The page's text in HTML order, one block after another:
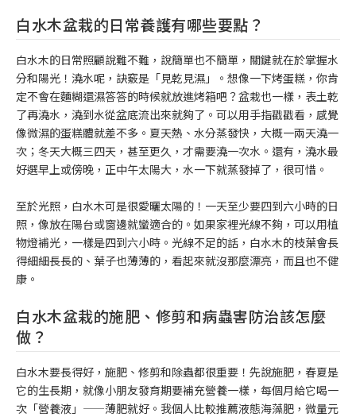
白水木盆栽的日常養護有哪些要點？
白水木的日常照顧說難不難，說簡單也不簡單，關鍵就在於掌握水
分和陽光！澆水呢，訣竅是「見乾見濕」。想像一下烤蛋糕，你肯
定不會在麵糊還濕答答的時候就放進烤箱吧？盆栽也一樣，表土乾
了再澆水，澆到水從盆底流出來就夠了。可以用手指戳戳看，感覺
像微濕的蛋糕體就差不多。夏天熱、水分蒸發快，大概一兩天澆一
次；冬天大概三四天，甚至更久，才需要澆一次水。還有，澆水最
好選早上或傍晚，正中午太陽大，水一下就蒸發掉了，很可惜。
至於光照，白水木可是很愛曬太陽的！一天至少要四到六小時的日
照，像放在陽台或窗邊就蠻適合的。如果家裡光線不夠，可以用植
物燈補光，一樣是四到六小時。光線不足的話，白水木的枝葉會長
得細細長長的、葉子也薄薄的，看起來就沒那麼漂亮，而且也不健
康。
白水木盆栽的施肥、修剪和病蟲害防治該怎麼
做？
白水木要長得好，施肥、修剪和除蟲都很重要！先說施肥，春夏是
它的生長期，就像小朋友發育期要補充營養一樣，每個月給它喝一
次「營養液」——薄肥就好。我個人比較推薦液態海藻肥，微量元